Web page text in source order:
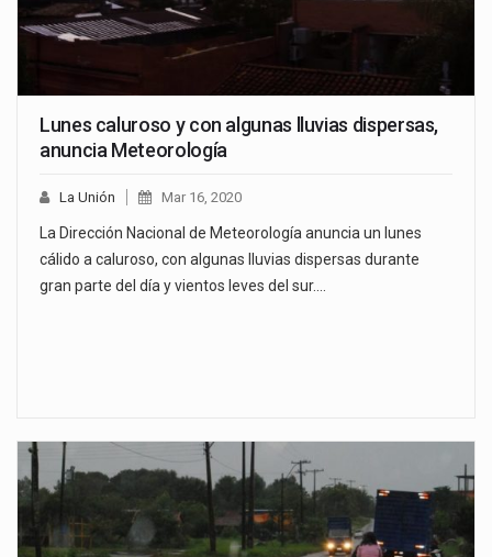
Lunes caluroso y con algunas lluvias dispersas,
anuncia Meteorología
La Unión Mar 16, 2020
La Dirección Nacional de Meteorología anuncia un lunes
cálido a caluroso, con algunas lluvias dispersas durante
gran parte del día y vientos leves del sur.…